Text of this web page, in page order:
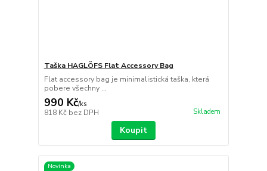
Taška HAGLÖFS Flat Accessory Bag
Flat accessory bag je minimalistická taška, která
pobere všechny ...
990 Kč/ks
818 Kč bez DPH Skladem
Koupit
Novinka